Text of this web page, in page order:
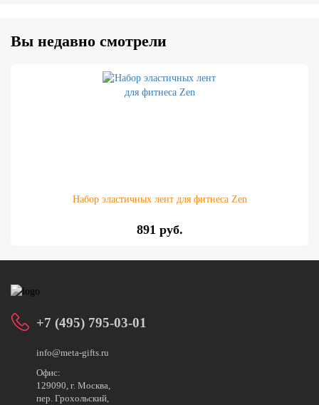
Вы недавно смотрели
Набор эластичных лент для фитнеса Zen
891 руб.
+7 (495) 795-03-01
info@meta-gifts.ru
Офис:
129090, г. Москва,
пер. Грохольский,